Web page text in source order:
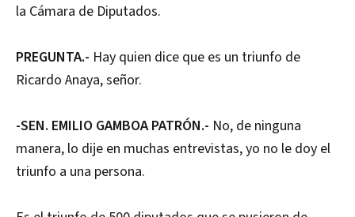
la Cámara de Diputados.
PREGUNTA.- Hay quien dice que es un triunfo de
Ricardo Anaya, señor.
-SEN. EMILIO GAMBOA PATRÓN.- No, de ninguna
manera, lo dije en muchas entrevistas, yo no le doy el
triunfo a una persona.